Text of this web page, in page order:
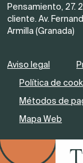
Pensamiento, 27.
cliente. Av.
Armilla (Granada)
Aviso legal
Política de
Métodos de
Mapa Web